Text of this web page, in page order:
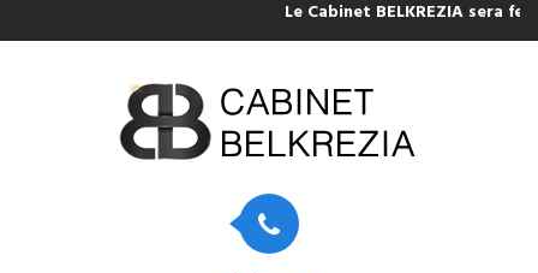
Le Cabinet BELKREZIA sera fermé